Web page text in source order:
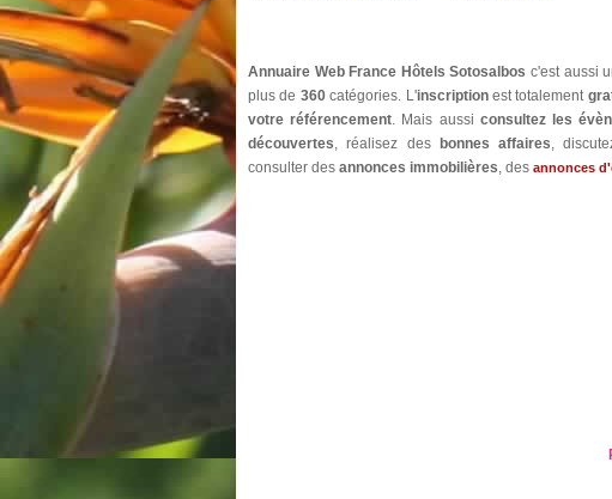
Annuaire Web France Hôtels Sotosalbos c'est aussi
plus de 360catégories. L'inscriptionest totalement
votre référencement. Mais aussi consultez les
découvertes, réalisez des bonnes affaires,
consulter des annonces immobilières, des annonces